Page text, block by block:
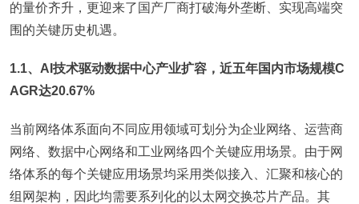
的量价齐升，更迎来了国产厂商打破海外垄断、实现高端突
围的关键历史机遇。
1.1、AI技术驱动数据中心产业扩容，近五年国内市场规模C
AGR达20.67%
当前网络体系面向不同应用领域可划分为企业网络、运营商
网络、数据中心网络和工业网络四个关键应用场景。由于网
络体系的每个关键应用场景均采用类似接入、汇聚和核心的
组网架构，因此均需要系列化的以太网交换芯片产品。其